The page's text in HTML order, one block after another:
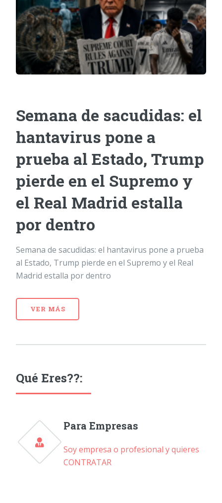
Semana de sacudidas: el
hantavirus pone a
prueba al Estado, Trump
pierde en el Supremo y
el Real Madrid estalla
por dentro
Semana de sacudidas: el hantavirus pone a prueba
al Estado, Trump pierde en el Supremo y el Real
Madrid estalla por dentro
VER MÁS
Qué Eres??:
Para Empresas
Soy empresa o profesional y quieres
CONTRATAR